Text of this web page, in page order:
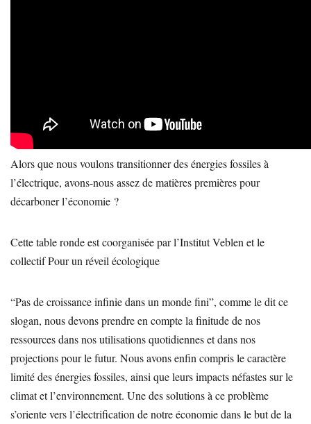
Alors que nous voulons transitionner des énergies fossiles à
l’électrique, avons-nous assez de matières premières pour
décarboner l’économie ?
Cette table ronde est coorganisée par l’Institut Veblen et le
collectif Pour un réveil écologique
“Pas de croissance infinie dans un monde fini”, comme le dit ce
slogan, nous devons prendre en compte la finitude de nos
ressources dans nos utilisations quotidiennes et dans nos
projections pour le futur. Nous avons enfin compris le caractère
limité des énergies fossiles, ainsi que leurs impacts néfastes sur le
climat et l’environnement. Une des solutions à ce problème
s’oriente vers l’électrification de notre économie dans le but de la